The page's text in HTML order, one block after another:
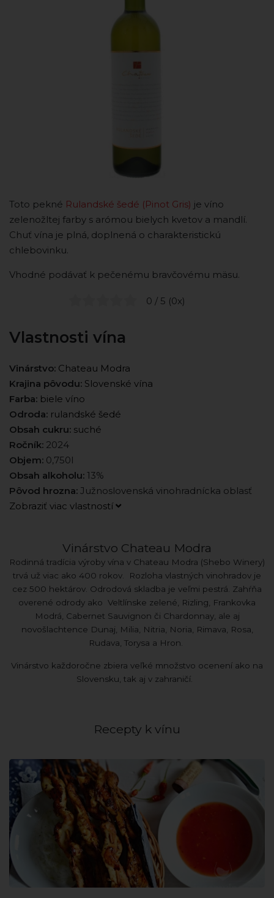
Toto pekné Rulandské šedé (Pinot Gris) je víno
zelenožltej farby s arómou bielych kvetov a mandlí.
Chuť vína je plná, doplnená o charakteristickú
chlebovinku.
Vhodné podávať k pečenému bravčovému mäsu.
0 / 5 (0x)
Vlastnosti vína
Vinárstvo: Chateau Modra
Krajina pôvodu: Slovenské vína
Farba: biele víno
Odroda: rulandské šedé
Obsah cukru: suché
Ročník: 2024
Objem: 0,750l
Obsah alkoholu: 13%
Pôvod hrozna: Južnoslovenská vinohradnícka oblasť
Zobraziť viac vlastností
Vinárstvo Chateau Modra
Rodinná tradícia výroby vína v Chateau Modra (Shebo Winery)
trvá už viac ako 400 rokov. Rozloha vlastných vinohradov je
cez 500 hektárov. Odrodová skladba je veľmi pestrá. Zahŕňa
overené odrody ako Veltlínske zelené, Rizling, Frankovka
Modrá, Cabernet Sauvignon či Chardonnay, ale aj
novošlachtence Dunaj, Milia, Nitria, Noria, Rimava, Rosa,
Rudava, Torysa a Hron.
Vinárstvo každoročne zbiera veľké množstvo ocenení ako na
Slovensku, tak aj v zahraničí.
Recepty k vínu